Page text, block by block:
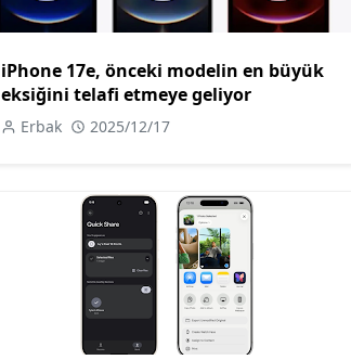
iPhone 17e, önceki modelin en büyük
eksiğini telafi etmeye geliyor
Erbak 2025/12/17